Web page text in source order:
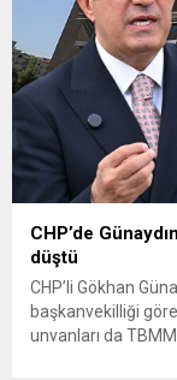
CHP’de
düştü
CHP’li Gökhan
başkanvekilliği
unvanları da